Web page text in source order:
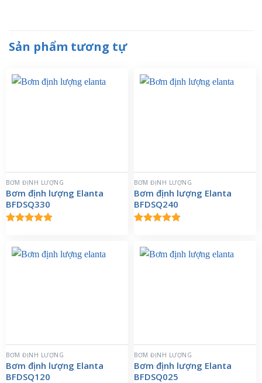
Sản phẩm tương tự
BƠM ĐỊNH LƯỢNG
Bơm định lượng Elanta
BFDSQ330
5 sao
BƠM ĐỊNH LƯỢNG
Bơm định lượng Elanta
BFDSQ240
5 sao
BƠM ĐỊNH LƯỢNG
Bơm định lượng Elanta
BFDSQ120
BƠM ĐỊNH LƯỢNG
Bơm định lượng Elanta
BFDSQ025